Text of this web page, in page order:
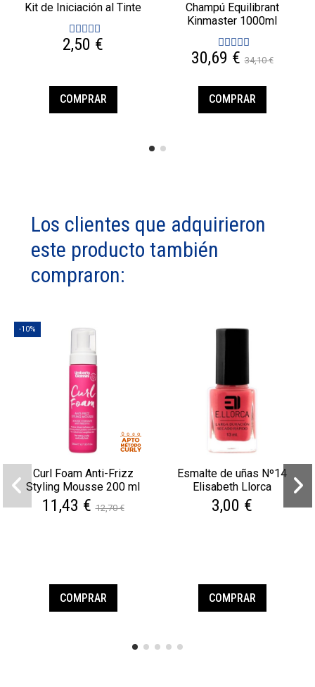
Kit de Iniciación al Tinte
2,50 €
COMPRAR
Champú Equilibrant
Kinmaster 1000ml
30,69 €34,10 €
COMPRAR
Los clientes que adquirieron
este producto también
compraron:
-10%
Curl Foam Anti-Frizz
Styling Mousse 200 ml
11,43 €12,70 €
COMPRAR
Esmalte de uñas Nº14
Elisabeth Llorca
3,00 €
COMPRAR